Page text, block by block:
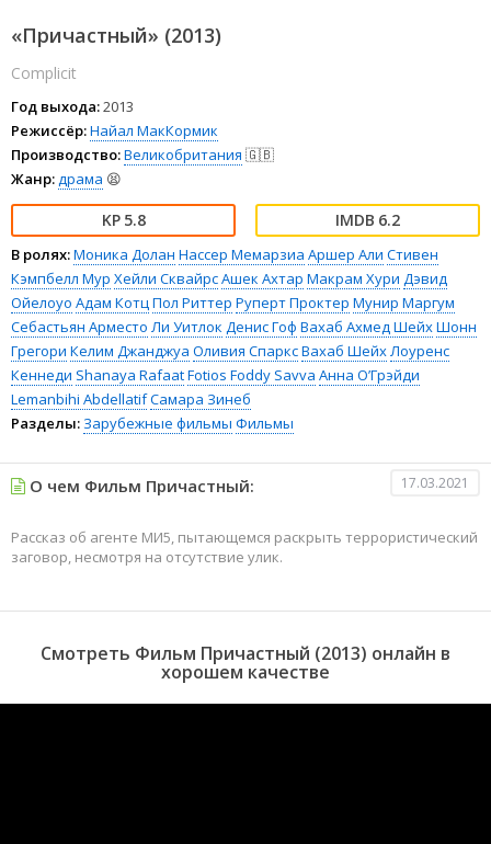
«Причастный» (2013)
Complicit
Год выхода:2013
Режиссёр:Найал МакКормик
Производство:Великобритания 🇬🇧
Жанр:драма 😫
5.8 6.2
В ролях:Моника Долан Нассер Мемарзиа Аршер Али Стивен
Кэмпбелл Мур Хейли СквайрсАшек Ахтар Макрам Хури Дэвид
Ойелоуо Адам КотцПол Риттер Руперт Проктер Мунир Маргум
Себастьян Арместо Ли Уитлок Денис Гоф Вахаб Ахмед ШейхШонн
Грегори Келим Джанджуа Оливия СпарксВахаб ШейхЛоуренс
Кеннеди Shanaya RafaatFotios Foddy Savva Анна О’Грэйди
Lemanbihi AbdellatifСамара Зинеб
Разделы: Зарубежные фильмы Фильмы
О чем Фильм Причастный: 17.03.2021
Рассказ об агенте МИ5, пытающемся раскрыть террористический
заговор, несмотря на отсутствие улик.
Смотреть Фильм Причастный (2013) онлайн в
хорошем качестве